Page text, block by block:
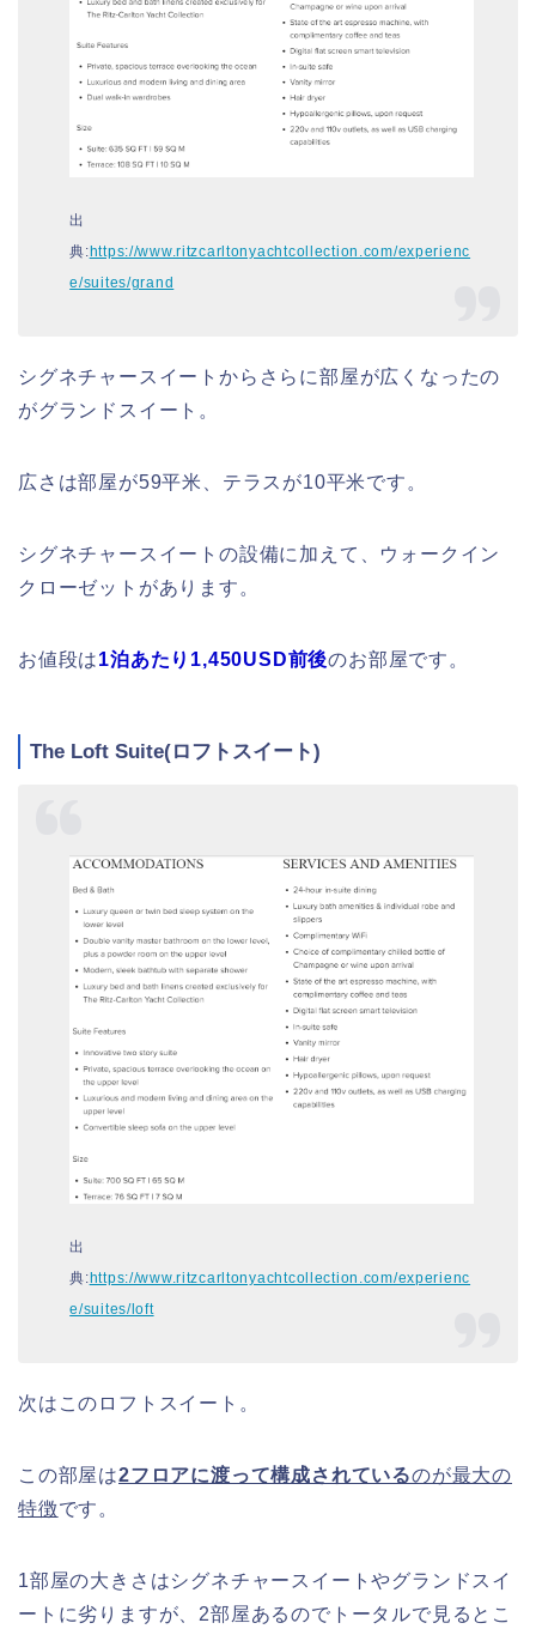
出
典: https://www.ritzcarltonyachtcollection.com/experienc
e/suites/grand
シグネチャースイートからさらに部屋が広くなったの
がグランドスイート。
広さは部屋が59平米、テラスが10平米です。
シグネチャースイートの設備に加えて、ウォークイン
クローゼットがあります。
お値段は1泊あたり1,450USD前後のお部屋です。
The Loft Suite(ロフトスイート)
出
典: https://www.ritzcarltonyachtcollection.com/experienc
e/suites/loft
次はこのロフトスイート。
この部屋は2フロアに渡って構成されているのが最大の
特徴です。
1部屋の大きさはシグネチャースイートやグランドスイ
ートに劣りますが、2部屋あるのでトータルで見るとこ